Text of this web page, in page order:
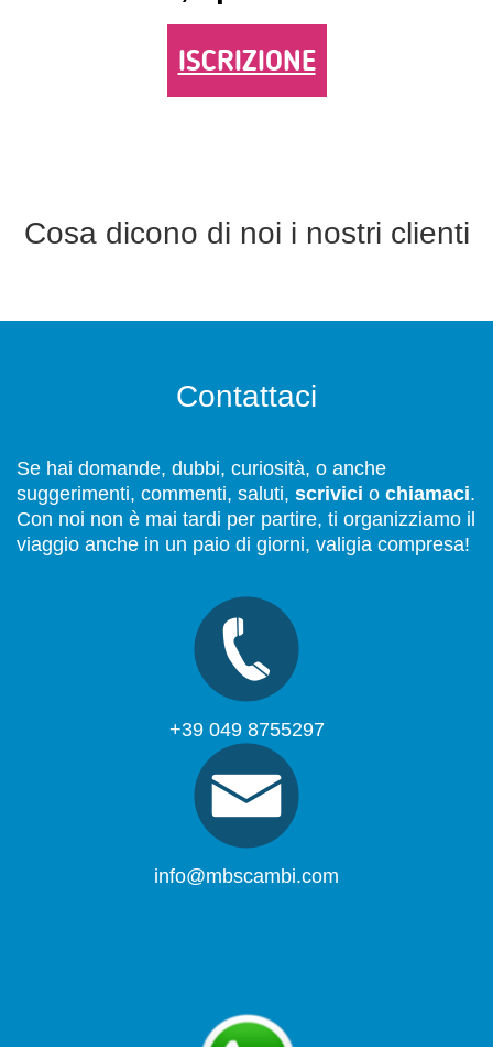
ISCRIZIONE
Cosa dicono di noi i nostri clienti
Contattaci
Se hai domande, dubbi, curiosità, o anche
suggerimenti, commenti, saluti, scrivici o chiamaci.
Con noi non è mai tardi per partire, ti organizziamo il
viaggio anche in un paio di giorni, valigia compresa!
+39 049 8755297
info@mbscambi.com